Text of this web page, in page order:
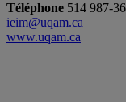
Téléphone 514 987-
ieim@uqam.ca
www.uqam.ca